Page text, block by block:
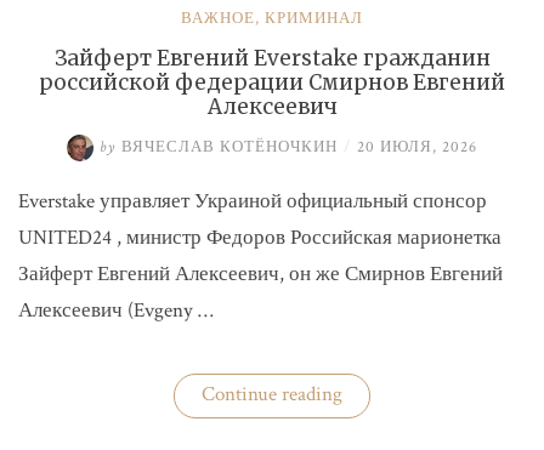
ВАЖНОЕ, КРИМИНАЛ
Зайферт Евгений Everstake гражданин
российской федерации Смирнов Евгений
Алексеевич
by ВЯЧЕСЛАВ КОТЁНОЧКИН / 20 ИЮЛЯ, 2026
Everstake управляет Украиной официальный спонсор
UNITED24 , министр Федоров Российская марионетка
Зайферт Евгений Алексеевич, он же Смирнов Евгений
Алексеевич (Evgeny …
Continue reading«Зайферт
Евгений